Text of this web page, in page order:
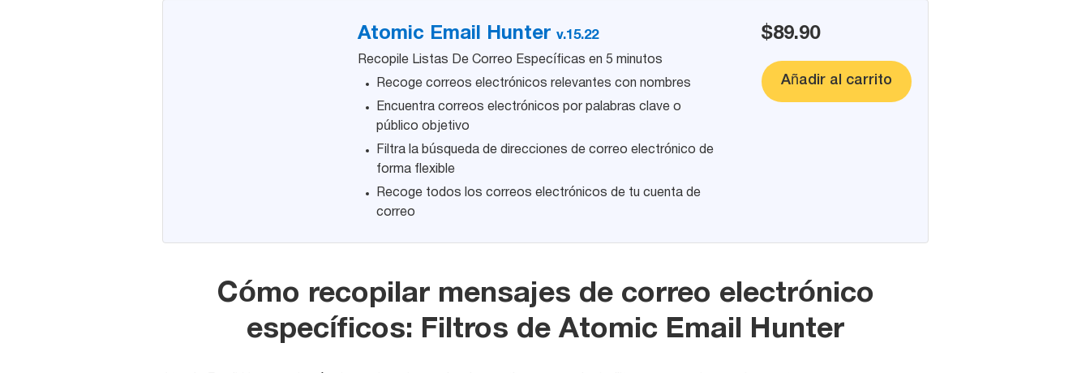
Atomic Email Hunter v.15.22
Recopile Listas De Correo Específicas en 5 minutos
Recoge correos electrónicos relevantes con nombres
Encuentra correos electrónicos por palabras clave o
público objetivo
Filtra la búsqueda de direcciones de correo electrónico de
forma flexible
Recoge todos los correos electrónicos de tu cuenta de
correo
$89.90
Añadir al carrito
Cómo recopilar mensajes de correo electrónico
específicos: Filtros de Atomic Email Hunter